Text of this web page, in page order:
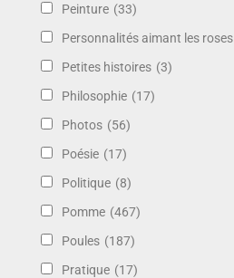
Peinture (33)
Personnalités aimant les roses
Petites histoires (3)
Philosophie (17)
Photos (56)
Poésie (17)
Politique (8)
Pomme (467)
Poules (187)
Pratique (17)